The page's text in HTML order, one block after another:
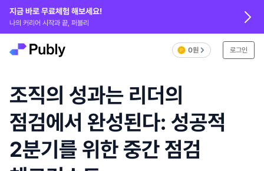
지금 바로 무료체험 해보세요!
나의 커리어 시작과 끝, 퍼블리
0원 로그인
조직의 성과는 리더의
점검에서 완성된다: 성공적
2분기를 위한 중간 점검